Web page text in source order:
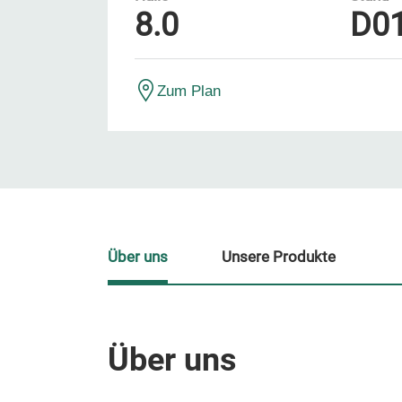
8.0
Zum Plan
Über uns
Über uns Unsere Produkte